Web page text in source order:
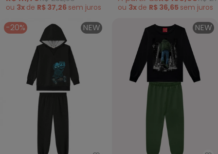
ou 3x de R$ 37,26 sem juros ou 3x de R$ 36,65 sem juros
-20% NEW NEW